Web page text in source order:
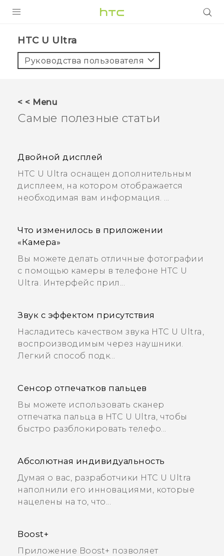
5G
ПОДДЕРЖКА
HTC U Ultra
Руководства пользователя
< < Menu
Самые полезные статьи
Двойной дисплей
HTC U Ultra оснащен дополнительным
дисплеем, на котором отображается
необходимая вам информация. ...
Что изменилось в приложении
«Камера»
Вы можете делать отличные фотографии
с помощью камеры в телефоне HTC U
Ultra. Интерфейс прил...
Звук с эффектом присутствия
Насладитесь качеством звука HTC U Ultra,
воспроизводимым через наушники.
Легкий способ подк...
Сенсор отпечатков пальцев
Вы можете использовать сканер
отпечатка пальца в HTC U Ultra, чтобы
быстро разблокировать телефо...
Абсолютная индивидуальность
Думая о вас, разработчики HTC U Ultra
наполнили его инновациями, которые
нацелены на то, что...
Boost+
Приложение Boost+ позволяет